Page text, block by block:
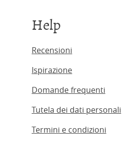
Help
Recensioni
Ispirazione
Domande frequenti
Tutela dei dati personali
Termini e condizioni